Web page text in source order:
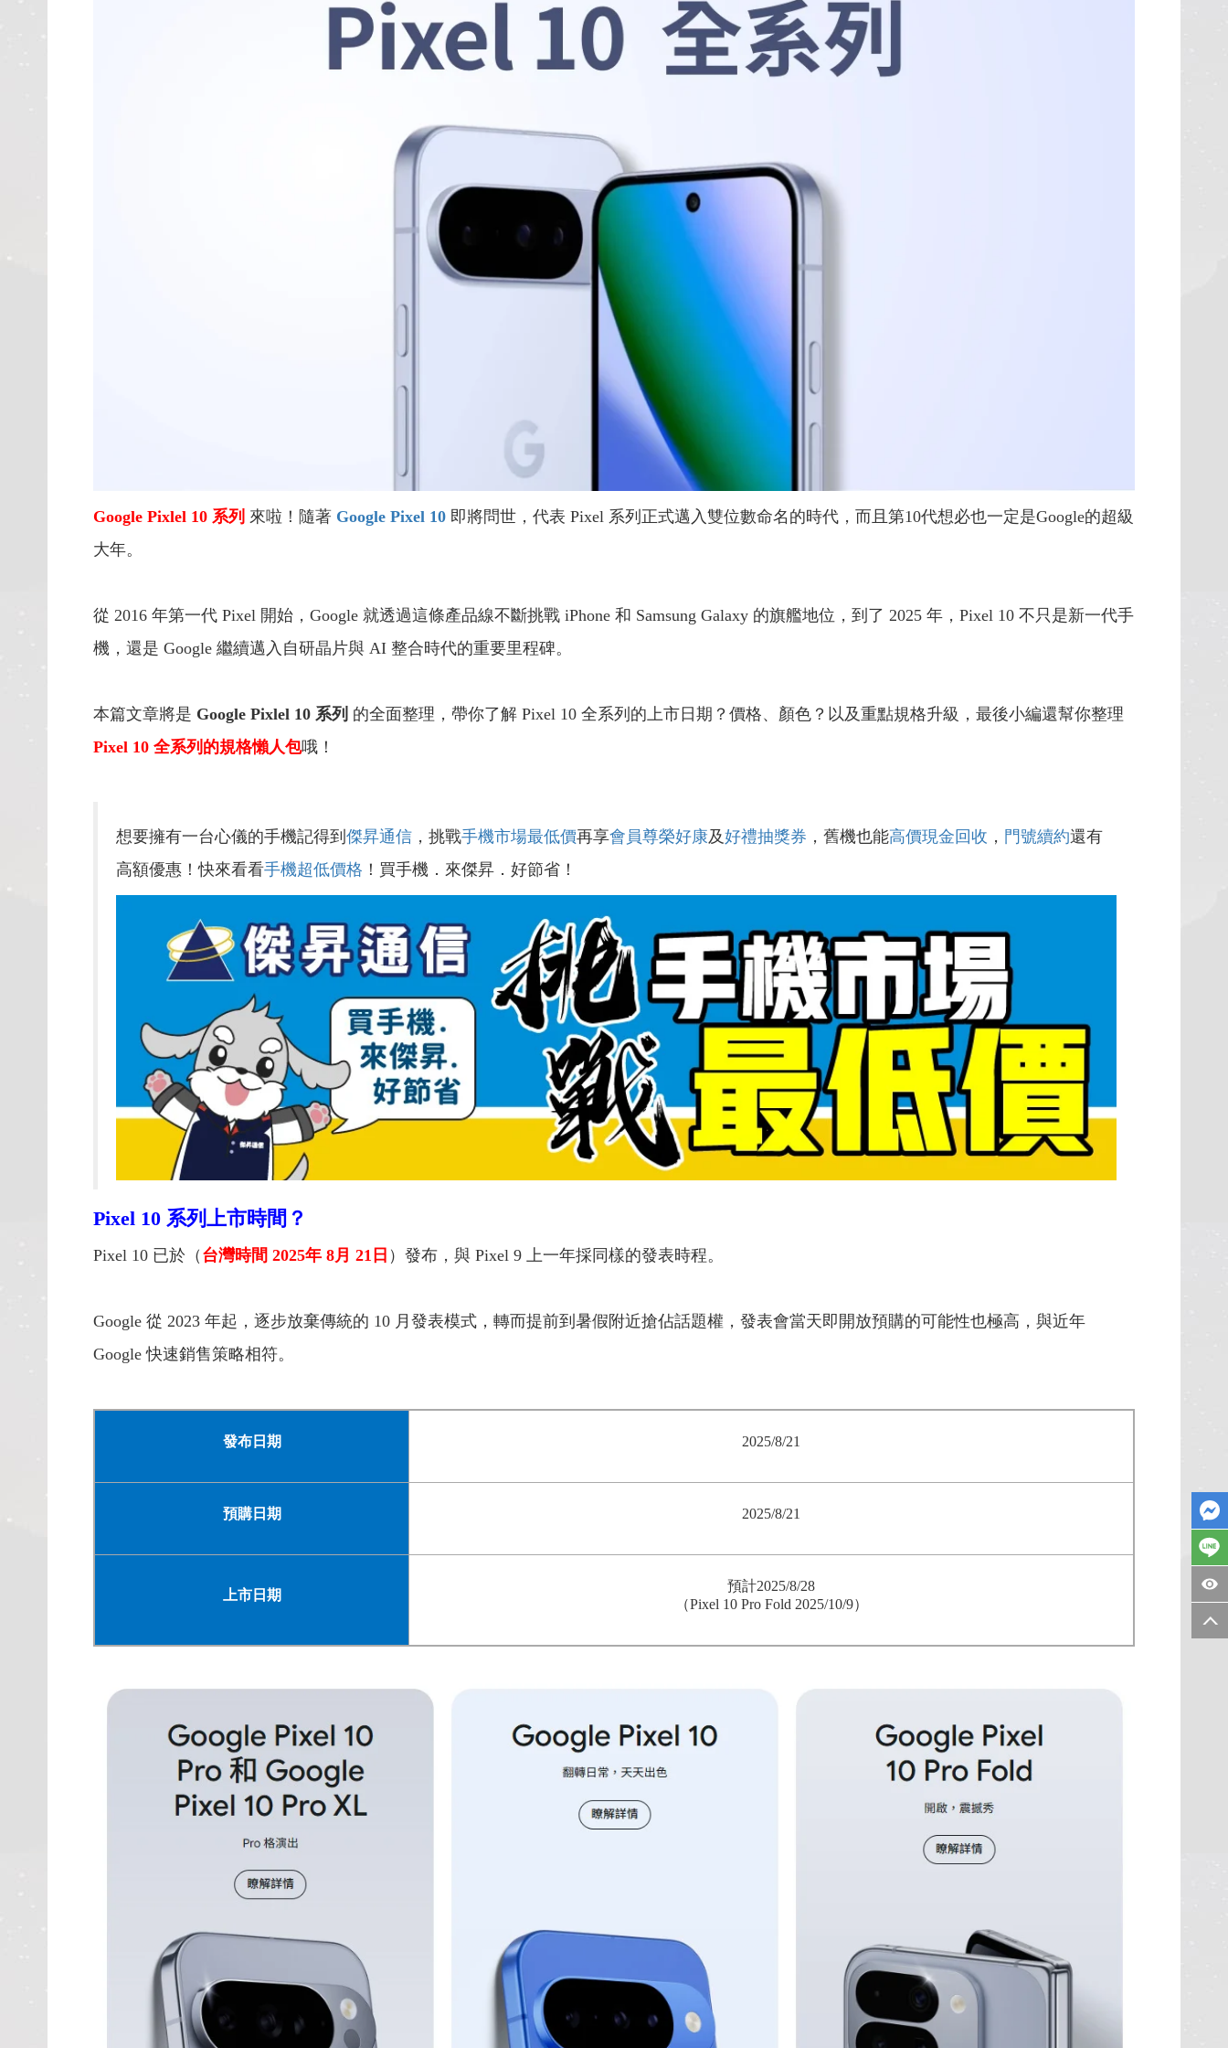
Google Pixlel 10 系列 來啦！隨著 Google Pixel 10 即將問世，代表 Pixel 系列正式邁入雙位數命名的時代，而且第10代想必也一定是Google的超級
大年。
從 2016 年第一代 Pixel 開始，Google 就透過這條產品線不斷挑戰 iPhone 和 Samsung Galaxy 的旗艦地位，到了 2025 年，Pixel 10 不只是新一代手
機，還是 Google 繼續邁入自研晶片與 AI 整合時代的重要里程碑。
本篇文章將是 Google Pixlel 10 系列 的全面整理，帶你了解 Pixel 10 全系列的上市日期？價格、顏色？以及重點規格升級，最後小編還幫你整理
Pixel 10 全系列的規格懶人包哦！
想要擁有一台心儀的手機記得到 傑昇通信 ，挑戰手機市場最低價再享會員尊榮好康及好禮抽獎券 ，舊機也能高價現金回收 ， 門號續約還有
高額優惠！快來看看手機超低價格 ！買手機．來傑昇．好節省！
Pixel 10 系列上市時間？
Pixel 10 已於（ 台灣時間 2025年 8月 21日 ）發布，與 Pixel 9 上一年採同樣的發表時程。
Google 從 2023 年起，逐步放棄傳統的 10 月發表模式，轉而提前到暑假附近搶佔話題權，發表會當天即開放預購的可能性也極高，與近年
Google 快速銷售策略相符。
發布日期 2025/8/21
預購日期 2025/8/21
上市日期
預計2025/8/28
（Pixel 10 Pro Fold 2025/10/9）